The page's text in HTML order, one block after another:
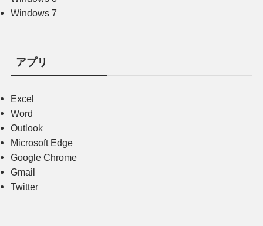
Windows 7
アプリ
Excel
Word
Outlook
Microsoft Edge
Google Chrome
Gmail
Twitter